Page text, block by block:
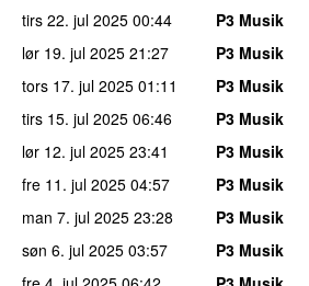
tirs 22. jul 2025 00:44
P3 Musik
lør 19. jul 2025 21:27
P3 Musik
tors 17. jul 2025 01:11
P3 Musik
tirs 15. jul 2025 06:46
P3 Musik
lør 12. jul 2025 23:41
P3 Musik
fre 11. jul 2025 04:57
P3 Musik
man 7. jul 2025 23:28
P3 Musik
søn 6. jul 2025 03:57
P3 Musik